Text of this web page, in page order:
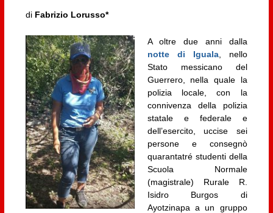
di Fabrizio Lorusso*
A oltre due anni dalla
notte di Iguala, nello
Stato messicano del
Guerrero, nella quale la
polizia locale, con la
connivenza della polizia
statale e federale e
dell’esercito, uccise sei
persone e consegnò
quarantatré studenti della
Scuola Normale
(magistrale) Rurale R.
Isidro Burgos di
Ayotzinapa a un gruppo